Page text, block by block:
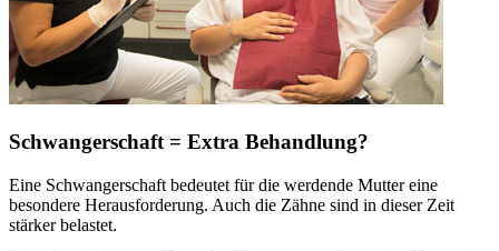
Schwangerschaft = Extra Behandlung?
Eine Schwangerschaft bedeutet für die werdende Mutter eine
besondere Herausforderung. Auch die Zähne sind in dieser Zeit
stärker belastet.